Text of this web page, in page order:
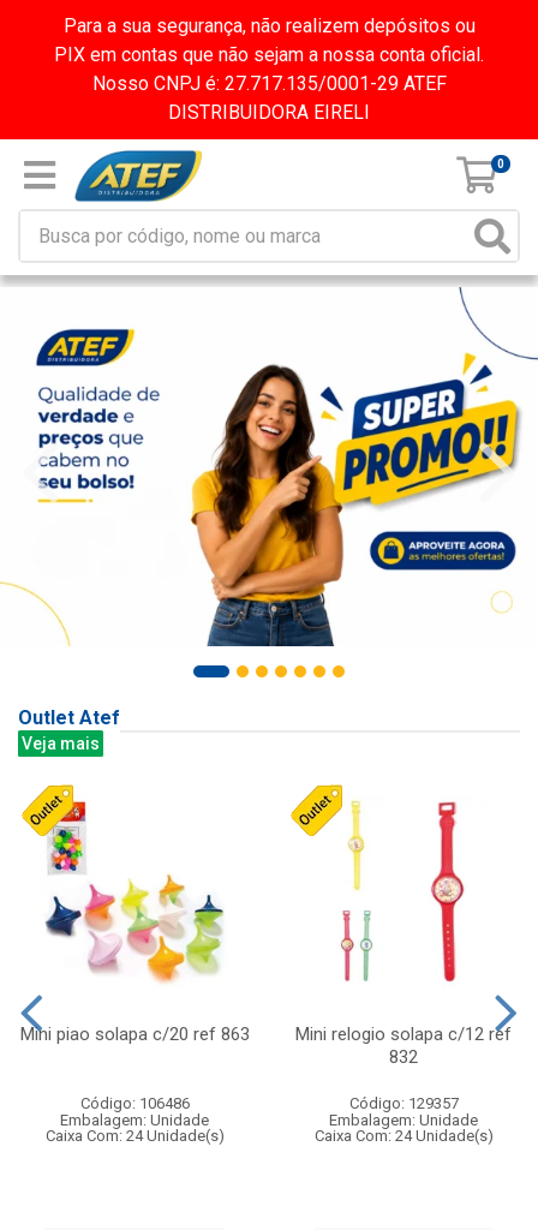
Para a sua segurança, não realizem depósitos ou
PIX em contas que não sejam a nossa conta oficial.
Nosso CNPJ é: 27.717.135/0001-29 ATEF
DISTRIBUIDORA EIRELI
0
Outlet Atef
Veja mais
Mini piao solapa c/20 ref 863
Código: 106486
Embalagem: Unidade
Caixa Com: 24 Unidade(s)
Mini relogio solapa c/12 ref
832
Código: 129357
Embalagem: Unidade
Caixa Com: 24 Unidade(s)